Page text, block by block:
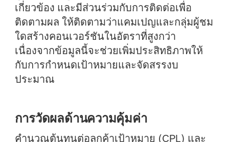
เกี่ยวข้อง และมีส่วนร่วมกับการติดต่อเพื่อ
ติดตามผล ให้ติดตามว่าแคมเปญและกลุ่มผู้ชม
ใดสร้างคอนเวอร์ชันในอัตราที่สูงกว่า
เนื่องจากข้อมูลนี้จะช่วยเพิ่มประสิทธิภาพให้
กับการกำหนดเป้าหมายและจัดสรรงบ
ประมาณ
การวัดผลด้านความคุ้มค่า
คำนวณต้นทุนต่อลูกค้าเป้าหมาย (CPL) และ